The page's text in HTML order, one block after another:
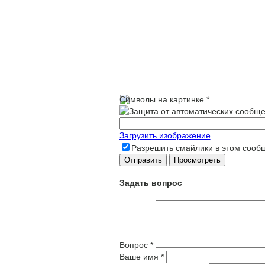
Символы на картинке*
Загрузить изображение
Разрешить смайлики в этом
Задать вопрос
Вопрос *
Ваше имя *